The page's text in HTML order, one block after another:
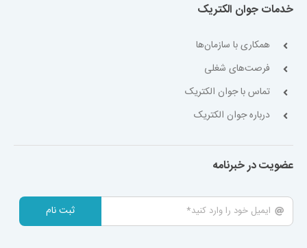
خدمات جوان الکتریک
همکاری با سازمان‌ها
فرصت‌های شغلی
تماس با جوان الکتریک
درباره جوان الکتریک
عضویت در خبرنامه
ثبت نام